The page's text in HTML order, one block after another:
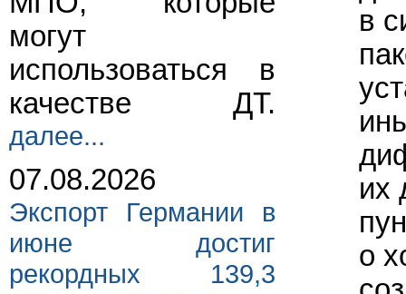
могут
использоваться в
качестве ДТ.
далее...
07.08.2026
Экспорт Германии в
июне достиг
рекордных 139,3
в
их
о